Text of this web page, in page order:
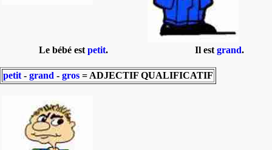
Le bébé est petit. Il est grand.
petit - grand - gros = ADJECTIF QUALIFICATIF